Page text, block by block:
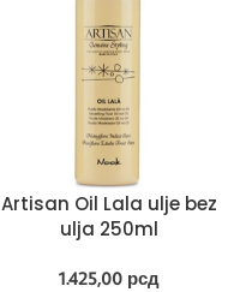
Artisan Oil Lala ulje bez
ulja 250ml
1.425,00 рсд